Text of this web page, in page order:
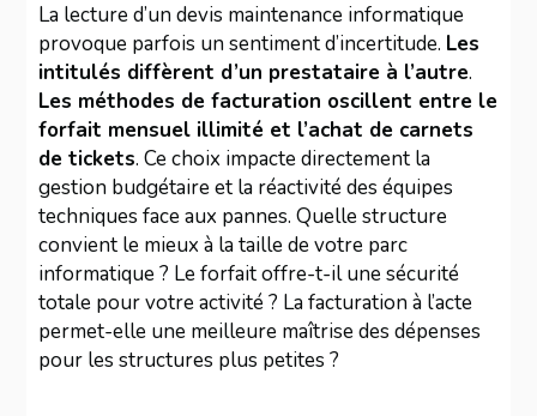
La lecture d’un devis maintenance informatique
provoque parfois un sentiment d’incertitude. Les
intitulés diffèrent d’un prestataire à l’autre.
Les méthodes de facturation oscillent entre le
forfait mensuel illimité et l’achat de carnets
de tickets. Ce choix impacte directement la
gestion budgétaire et la réactivité des équipes
techniques face aux pannes. Quelle structure
convient le mieux à la taille de votre parc
informatique ? Le forfait offre-t-il une sécurité
totale pour votre activité ? La facturation à l’acte
permet-elle une meilleure maîtrise des dépenses
pour les structures plus petites ?